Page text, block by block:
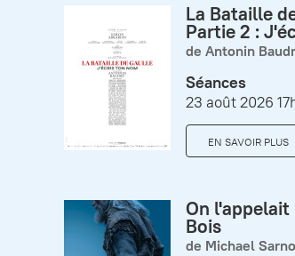
La Bataille
Partie 2 :
de Antonin
Séances
23 août 2026
EN SAVOIR PLUS
On l'appelait
Bois
de Michael